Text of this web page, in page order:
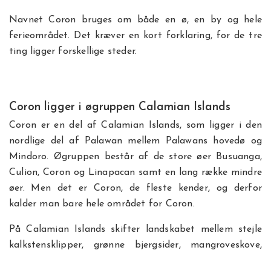
Navnet Coron bruges om både en ø, en by og hele
ferieområdet. Det kræver en kort forklaring, for de tre
ting ligger forskellige steder.
Coron ligger i øgruppen Calamian Islands
Coron er en del af Calamian Islands, som ligger i den
nordlige del af Palawan mellem Palawans hovedø og
Mindoro. Øgruppen består af de store øer Busuanga,
Culion, Coron og Linapacan samt en lang række mindre
øer. Men det er Coron, de fleste kender, og derfor
kalder man bare hele området for Coron.
På Calamian Islands skifter landskabet mellem stejle
kalkstensklipper, grønne bjergsider, mangroveskove,